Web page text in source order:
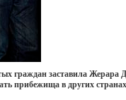
граждан заставила Жерара
прибежища в других